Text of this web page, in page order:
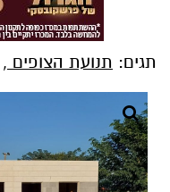
תגים: תנועת הצופים ,